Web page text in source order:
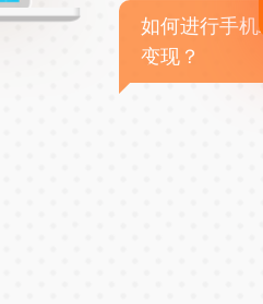
如何进行手机
变现？